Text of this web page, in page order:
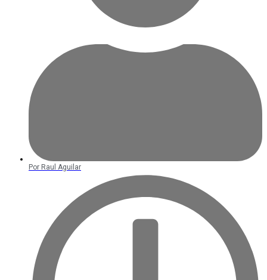
Por Raul Aguilar